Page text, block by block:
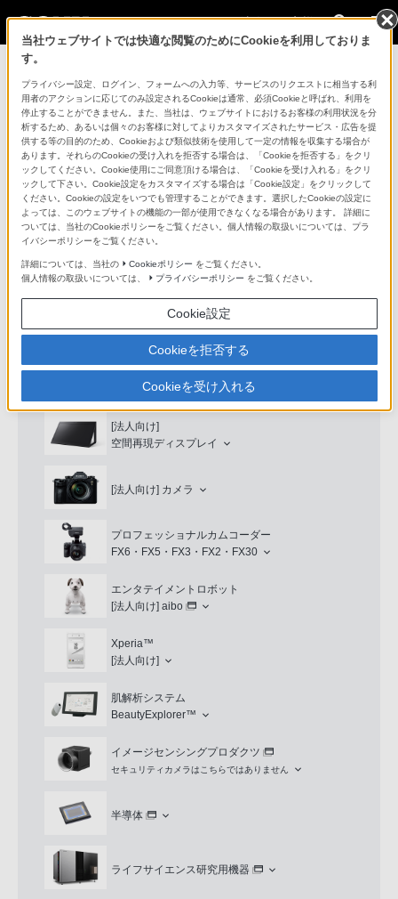
法人のお客様
コンスーマー製品に関するお問い合わせ
製品に関する重要なお知らせ
プロフェッショナル／業務用製品に関
するサポート・お問い合わせ
専用窓口のある業務用商品に関するお問い合わせ
以下の製品・サービスは専用窓口がございます。対象の
アイコンをクリックしてリンク先の窓口よりお問い合わ
業務用ディスプレイ・テレビ
[法人向け]ブラビア
[法人向け]
空間再現ディスプレイ
[法人向け] カメラ
プロフェッショナルカムコーダー
FX6・FX5・FX3・FX2・FX30
エンタテイメントロボット
[法人向け] aibo
Xperia™
[法人向け]
肌解析システム
BeautyExplorer™
イメージセンシングプロダクツ
セキュリティカメラはこちらではありません
半導体
ライフサイエンス研究用機器
当社ウェブサイトでは快適な閲覧のためにCookieを利用しておりま
す。
プライバシー設定、ログイン、フォームへの入力等、サービスのリクエストに相当する利
用者のアクションに応じてのみ設定されるCookieは通常、必須Cookieと呼ばれ、利用を
停止することができません。また、当社は、ウェブサイトにおけるお客様の利用状況を分
析するため、あるいは個々のお客様に対してよりカスタマイズされたサービス・広告を提
供する等の目的のため、Cookieおよび類似技術を使用して一定の情報を収集する場合が
あります。それらのCookieの受け入れを拒否する場合は、「Cookieを拒否する」をクリ
ックしてください。Cookie使用にご同意頂ける場合は、「Cookieを受け入れる」をクリ
ックして下さい。Cookie設定をカスタマイズする場合は「Cookie設定」をクリックして
ください。Cookieの設定をいつでも管理することができます。選択したCookieの設定に
よっては、このウェブサイトの機能の一部が使用できなくなる場合があります。 詳細に
ついては、当社のCookieポリシーをご覧ください。個人情報の取扱いについては、プラ
イバシーポリシーをご覧ください。
詳細については、当社の Cookieポリシー をご覧ください。
個人情報の取扱いについては、
プライバシーポリシー をご覧ください。
Cookie設定
Cookieを拒否する
Cookieを受け入れる